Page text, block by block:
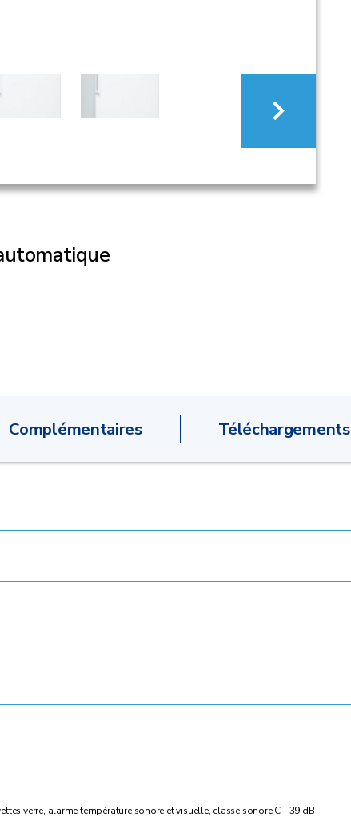
Complémentaires Téléchargements
verre, alarme température sonore et visuelle, classe sonore C - 39 dB